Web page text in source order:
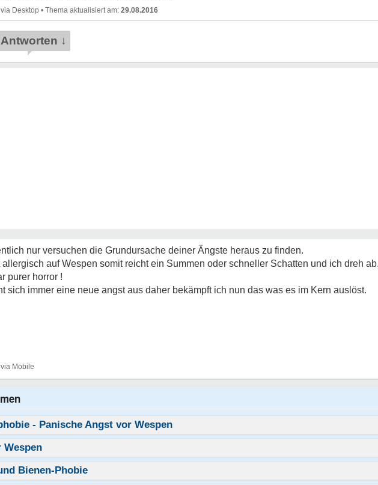
• 29.08.2016
↓
nur versuchen die Grundursache deiner Ängste heraus zu finden.
allergisch auf Wespen somit reicht ein Summen oder schneller Schatten und ich dreh ab.
purer horror !
sich immer eine neue angst aus daher bekämpft ich nun das was es im Kern auslöst.
- Panische Angst vor Wespen
Wespen
Bienen-Phobie